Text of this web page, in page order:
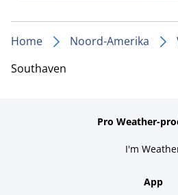
Home Noord-Amerika
Southaven
Pro Weather-
I'm
App